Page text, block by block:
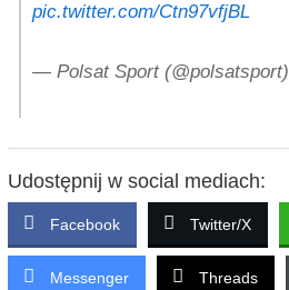
pic.twitter.com/Ctn97vfjBL
— Polsat Sport (@polsatsport)
Udostępnij w social mediach:
Facebook Twitter/X
Messenger Threads